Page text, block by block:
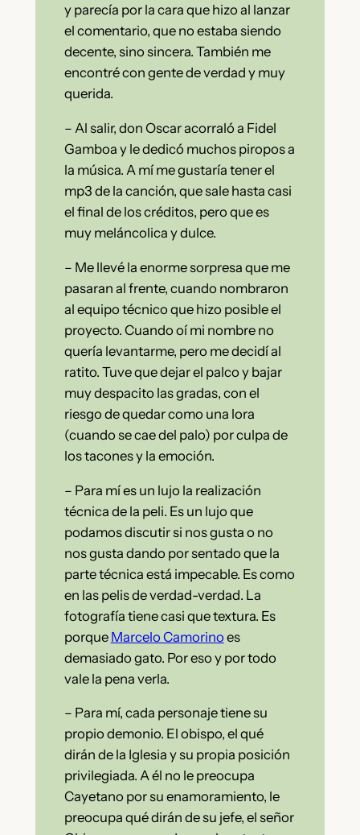
y parecía por la cara que hizo al lanzar
el comentario, que no estaba siendo
decente, sino sincera. También me
encontré con gente de verdad y muy
querida.
– Al salir, don Oscar acorraló a Fidel
Gamboa y le dedicó muchos piropos a
la música. A mí me gustaría tener el
mp3 de la canción, que sale hasta casi
el final de los créditos, pero que es
muy meláncolica y dulce.
– Me llevé la enorme sorpresa que me
pasaran al frente, cuando nombraron
al equipo técnico que hizo posible el
proyecto. Cuando oí mi nombre no
quería levantarme, pero me decidí al
ratito. Tuve que dejar el palco y bajar
muy despacito las gradas, con el
riesgo de quedar como una lora
(cuando se cae del palo) por culpa de
los tacones y la emoción.
– Para mí es un lujo la realización
técnica de la peli. Es un lujo que
podamos discutir si nos gusta o no
nos gusta dando por sentado que la
parte técnica está impecable. Es como
en las pelis de verdad-verdad. La
fotografía tiene casi que textura. Es
porque Marcelo Camorino es
demasiado gato. Por eso y por todo
vale la pena verla.
– Para mí, cada personaje tiene su
propio demonio. El obispo, el qué
dirán de la Iglesia y su propia posición
privilegiada. A él no le preocupa
Cayetano por su enamoramiento, le
preocupa qué dirán de su jefe, el señor